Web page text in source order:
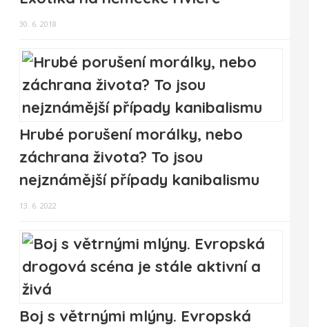
30. 6. 2018
Hrubé porušení morálky, nebo
záchrana života? To jsou
nejznámější případy kanibalismu
13. 6. 2022
Boj s větrnými mlýny. Evropská